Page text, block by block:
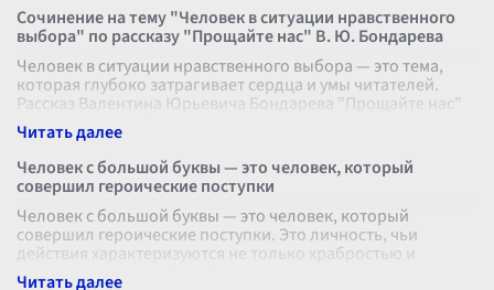
Сочинение на тему "Человек в ситуации нравственного
выбора" по рассказу "Прощайте нас" В. Ю. Бондарева
Человек в ситуации нравственного выбора — это тема,
которая глубоко затрагивает сердца и умы читателей.
Рассказ Валентина Юрьевича Бондарева "Прощайте нас"
представляет собой приме
Человек с большой буквы — это человек, который
совершил героические поступки
Человек с большой буквы — это человек, который
совершил героические поступки. Это личность, чьи
действия характеризуются не только храбростью и
мужеством, но и глубокой человечност